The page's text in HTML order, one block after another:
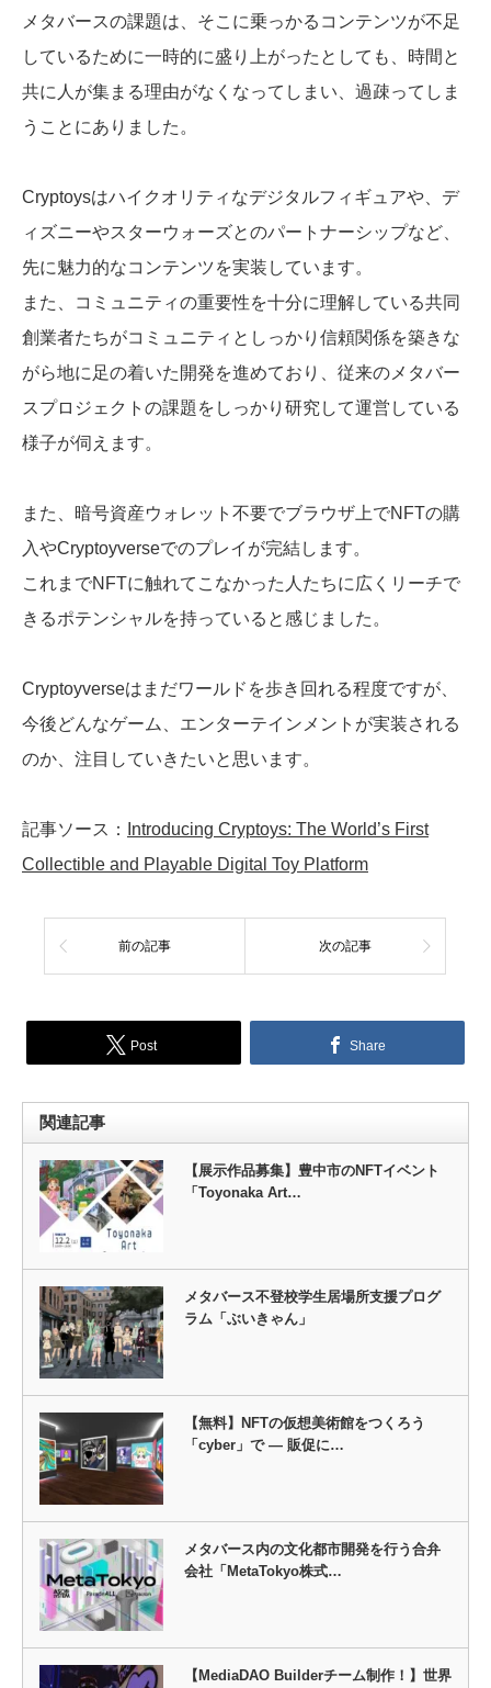
メタバースの課題は、そこに乗っかるコンテンツが不足
しているために一時的に盛り上がったとしても、時間と
共に人が集まる理由がなくなってしまい、過疎ってしま
うことにありました。
Cryptoysはハイクオリティなデジタルフィギュアや、デ
ィズニーやスターウォーズとのパートナーシップなど、
先に魅力的なコンテンツを実装しています。
また、コミュニティの重要性を十分に理解している共同
創業者たちがコミュニティとしっかり信頼関係を築きな
がら地に足の着いた開発を進めており、従来のメタバー
スプロジェクトの課題をしっかり研究して運営している
様子が伺えます。
また、暗号資産ウォレット不要でブラウザ上でNFTの購
入やCryptoyverseでのプレイが完結します。
これまでNFTに触れてこなかった人たちに広くリーチで
きるポテンシャルを持っていると感じました。
Cryptoyverseはまだワールドを歩き回れる程度ですが、
今後どんなゲーム、エンターテインメントが実装される
のか、注目していきたいと思います。
記事ソース：
Introducing Cryptoys: The World’s First
Collectible and Playable Digital Toy Platform
前の記事 次の記事
Post Share
関連記事
【展示作品募集】豊中市のNFTイベント
「Toyonaka Art…
メタバース不登校学生居場所支援プログ
ラム「ぶいきゃん」
【無料】NFTの仮想美術館をつくろう
「cyber」で ― 販促に…
メタバース内の文化都市開発を行う合弁
会社「MetaTokyo株式…
【MediaDAO Builderチーム制作！】世界